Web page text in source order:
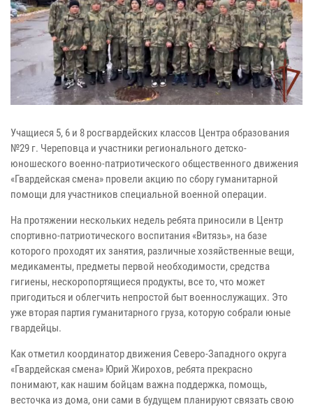
Учащиеся 5, 6 и 8 росгвардейских классов Центра образования
№29 г. Череповца и участники регионального детско-
юношеского военно-патриотического общественного движения
«Гвардейская смена» провели акцию по сбору гуманитарной
помощи для участников специальной военной операции.
На протяжении нескольких недель ребята приносили в Центр
спортивно-патриотического воспитания «Витязь», на базе
которого проходят их занятия, различные хозяйственные вещи,
медикаменты, предметы первой необходимости, средства
гигиены, нескоропортящиеся продукты, все то, что может
пригодиться и облегчить непростой быт военнослужащих. Это
уже вторая партия гуманитарного груза, которую собрали юные
гвардейцы.
Как отметил координатор движения Северо-Западного округа
«Гвардейская смена» Юрий Жирохов, ребята прекрасно
понимают, как нашим бойцам важна поддержка, помощь,
весточка из дома, они сами в будущем планируют связать свою